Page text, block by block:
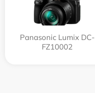
Panasonic Lumix DC-
FZ10002